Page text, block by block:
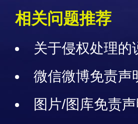
相关问题推荐
关于侵权处理的
微信微博免责声
图片/图库免责声